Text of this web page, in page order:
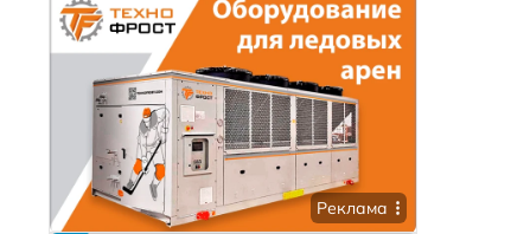
Реклама